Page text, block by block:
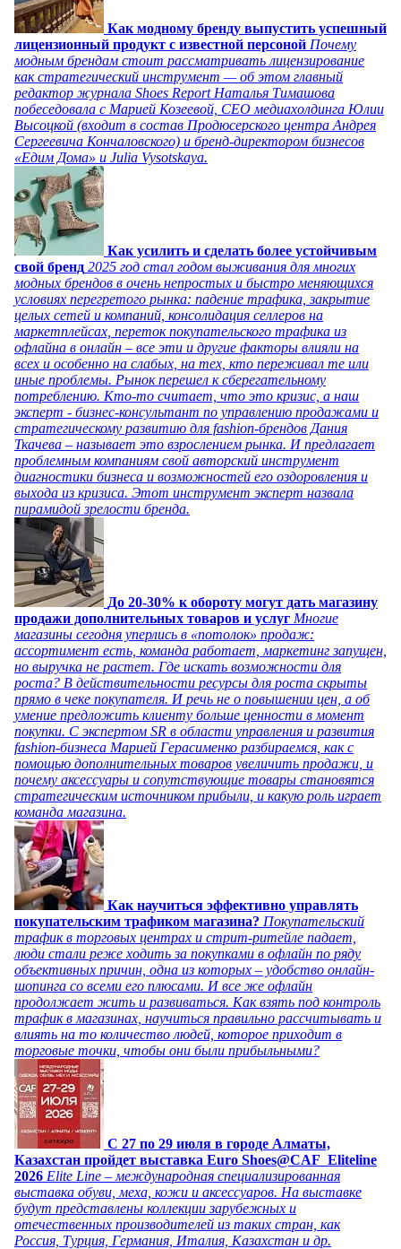
Как модному бренду выпустить успешный
лицензионный продукт с известной персоной Почему
модным брендам стоит рассматривать лицензирование
как стратегический инструмент — об этом главный
редактор журнала Shoes Report Наталья Тимашова
побеседовала с Марией Козеевой, СЕО медиахолдинга Юлии
Высоцкой (входит в состав Продюсерского центра Андрея
Сергеевича Кончаловского) и бренд-директором бизнесов
«Едим Дома» и Julia Vysotskaya.
Как усилить и сделать более устойчивым
свой бренд 2025 год стал годом выживания для многих
модных брендов в очень непростых и быстро меняющихся
условиях перегретого рынка: падение трафика, закрытие
целых сетей и компаний, консолидация селлеров на
маркетплейсах, переток покупательского трафика из
офлайна в онлайн – все эти и другие факторы влияли на
всех и особенно на слабых, на тех, кто переживал те или
иные проблемы. Рынок перешел к сберегательному
потреблению. Кто-то считает, что это кризис, а наш
эксперт - бизнес-консультант по управлению продажами и
стратегическому развитию для fashion-брендов Дания
Ткачева – называет это взрослением рынка. И предлагает
проблемным компаниям свой авторский инструмент
диагностики бизнеса и возможностей его оздоровления и
выхода из кризиса. Этот инструмент эксперт назвала
пирамидой зрелости бренда.
До 20-30% к обороту могут дать магазину
продажи дополнительных товаров и услуг Многие
магазины сегодня уперлись в «потолок» продаж:
ассортимент есть, команда работает, маркетинг запущен,
но выручка не растет. Где искать возможности для
роста? В действительности ресурсы для роста скрыты
прямо в чеке покупателя. И речь не о повышении цен, а об
умение предложить клиенту больше ценности в момент
покупки. С экспертом SR в области управления и развития
fashion-бизнеса Марией Герасименко разбираемся, как с
помощью дополнительных товаров увеличить продажи, и
почему аксессуары и сопутствующие товары становятся
стратегическим источником прибыли, и какую роль играет
команда магазина.
Как научиться эффективно управлять
покупательским трафиком магазина? Покупательский
трафик в торговых центрах и стрит-ритейле падает,
люди стали реже ходить за покупками в офлайн по ряду
объективных причин, одна из которых – удобство онлайн-
шопинга со всеми его плюсами. И все же офлайн
продолжает жить и развиваться. Как взять под контроль
трафик в магазинах, научиться правильно рассчитывать и
влиять на то количество людей, которое приходит в
торговые точки, чтобы они были прибыльными?
C 27 по 29 июля в городе Алматы,
Казахстан пройдет выставка Euro Shoes@CAF_Eliteline
2026 Elite Line – международная специализированная
выставка обуви, меха, кожи и аксессуаров. На выставке
будут представлены коллекции зарубежных и
отечественных производителей из таких стран, как
Россия, Турция, Германия, Италия, Казахстан и др.